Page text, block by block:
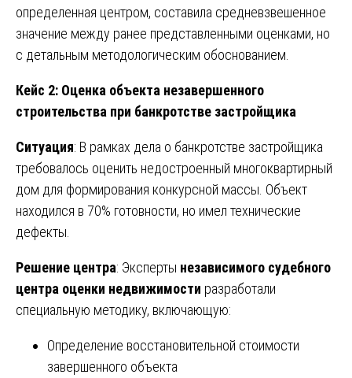
определенная центром, составила средневзвешенное
значение между ранее представленными оценками, но
с детальным методологическим обоснованием.
Кейс 2: Оценка объекта незавершенного
строительства при банкротстве застройщика
Ситуация: В рамках дела о банкротстве застройщика
требовалось оценить недостроенный многоквартирный
дом для формирования конкурсной массы. Объект
находился в 70% готовности, но имел технические
дефекты.
Решение центра: Эксперты независимого судебного
центра оценки недвижимости разработали
специальную методику, включающую:
Определение восстановительной стоимости
завершенного объекта